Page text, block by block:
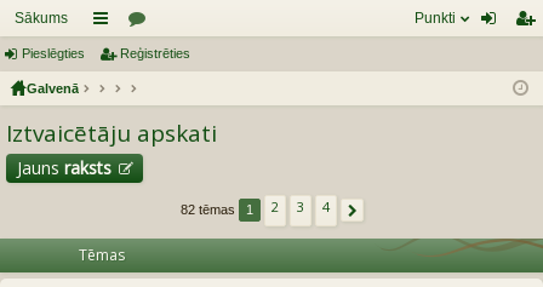
Sākums
aī
sn
es
or
u
mi
Punkti
ist
Pieslēgties Reģistrēties
Galvenā
Iztvaicētāju apskati
Jauns raksts
82 tēmas 1 2 3
4
Nākošais
Tēmas